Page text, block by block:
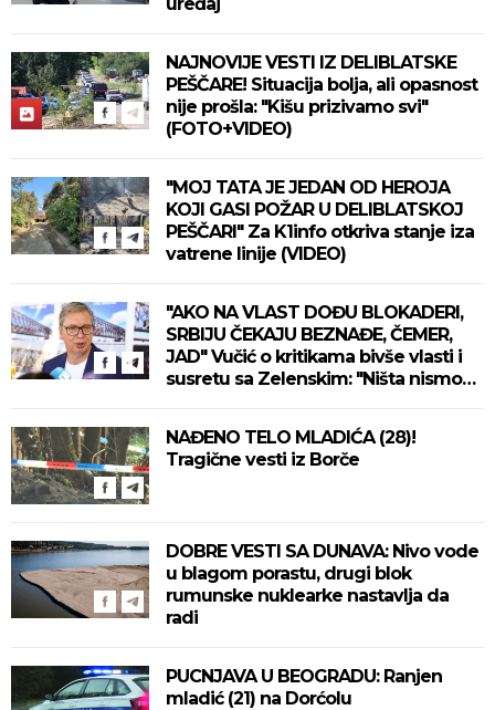
NAJNOVIJE VESTI IZ DELIBLATSKE
PEŠČARE! Situacija bolja, ali opasnost
nije prošla: "Kišu prizivamo svi"
(FOTO+VIDEO)
"MOJ TATA JE JEDAN OD HEROJA
KOJI GASI POŽAR U DELIBLATSKOJ
PEŠČARI" Za K1info otkriva stanje iza
vatrene linije (VIDEO)
"AKO NA VLAST DOĐU BLOKADERI,
SRBIJU ČEKAJU BEZNAĐE, ČEMER,
JAD" Vučić o kritikama bivše vlasti i
susretu sa Zelenskim: "Ništa nismo
NAĐENO TELO MLADIĆA (28)!
Tragične vesti iz Borče
DOBRE VESTI SA DUNAVA: Nivo vode
u blagom porastu, drugi blok
rumunske nuklearke nastavlja da
radi
PUCNJAVA U BEOGRADU: Ranjen
mladić (21) na Dorćolu